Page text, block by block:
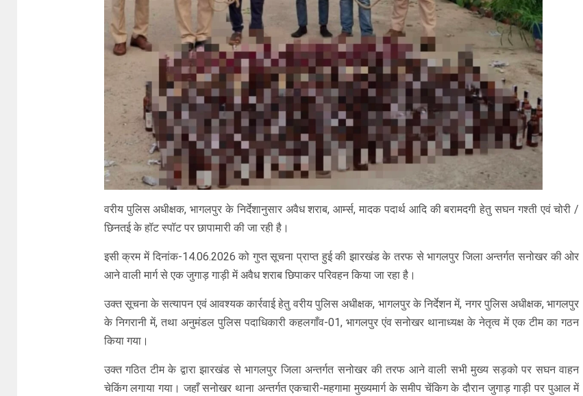
वरीय पुलिस अधीक्षक, भागलपुर के निर्देशानुसार अवैध शराब, आर्म्स, मादक पदार्थ आदि की बरामदगी हेतु सघन गश्ती एवं चोरी /
छिनतई के हॉट स्पॉट पर छापामारी की जा रही है।
इसी क्रम में दिनांक-14.06.2026 को गुप्त सूचना प्राप्त हुई की झारखंड के तरफ से भागलपुर जिला अन्तर्गत सनोखर की ओर
आने वाली मार्ग से एक जुगाड़ गाड़ी में अवैध शराब छिपाकर परिवहन किया जा रहा है।
उक्त सूचना के सत्यापन एवं आवश्यक कार्रवाई हेतु वरीय पुलिस अधीक्षक, भागलपुर के निर्देशन में, नगर पुलिस अधीक्षक, भागलपुर
के निगरानी में, तथा अनुमंडल पुलिस पदाधिकारी कहलगाँव-01, भागलपुर एंव सनोखर थानाध्यक्ष के नेतृत्व में एक टीम का गठन
किया गया।
उक्त गठित टीम के द्वारा झारखंड से भागलपुर जिला अन्तर्गत सनोखर की तरफ आने वाली सभी मुख्य सड़को पर सघन वाहन
चेकिंग लगाया गया। जहाँ सनोखर थाना अन्तर्गत एकचारी-महगामा मुख्यमार्ग के समीप चेंकिग के दौरान जुगाड़ गाड़ी पर पुआल में